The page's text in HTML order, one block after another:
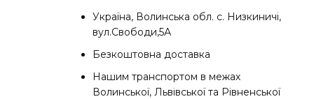
Україна, Волинська обл. с. Низкиничі,
вул.Свободи,5А
Безкоштовна доставка
Нашим транспортом в межах
Волинської, Львівської та Рівненської